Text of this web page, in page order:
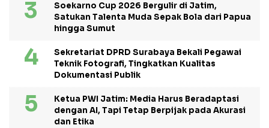
Soekarno Cup 2026 Bergulir di Jatim,
Satukan Talenta Muda Sepak Bola dari Papua
hingga Sumut
Sekretariat DPRD Surabaya Bekali Pegawai
Teknik Fotografi, Tingkatkan Kualitas
Dokumentasi Publik
Ketua PWI Jatim: Media Harus Beradaptasi
dengan AI, Tapi Tetap Berpijak pada Akurasi
dan Etika